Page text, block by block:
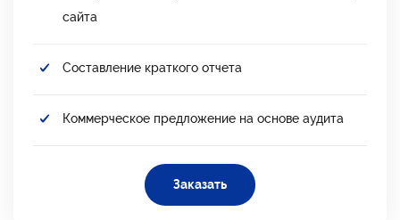
сайта
Составление краткого отчета
Коммерческое предложение на основе аудита
Заказать